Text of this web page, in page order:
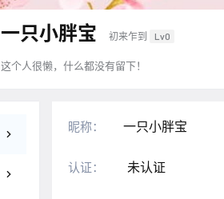
一只小胖宝 初来乍到 Lv0
这个人很懒，什么都没有留下！
昵称： 一只小胖宝
认证： 未认证